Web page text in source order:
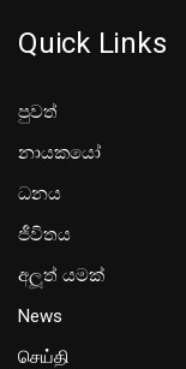
Quick Links
පුවත්
නායකයෝ
ධනය
ජීවිතය
අලූත් යමක්
News
செய்தி